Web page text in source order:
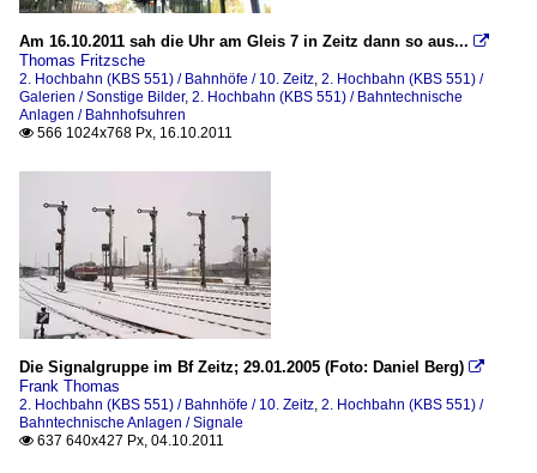
Am 16.10.2011 sah die Uhr am Gleis 7 in Zeitz dann so aus... 
Thomas Fritzsche
2. Hochbahn (KBS 551) / Bahnhöfe / 10. Zeitz, 2. Hochbahn (KBS 551) /
Galerien / Sonstige Bilder, 2. Hochbahn (KBS 551) / Bahntechnische
Anlagen / Bahnhofsuhren
 566 1024x768 Px, 16.10.2011
Die Signalgruppe im Bf Zeitz; 29.01.2005 (Foto: Daniel Berg) 
Frank Thomas
2. Hochbahn (KBS 551) / Bahnhöfe / 10. Zeitz, 2. Hochbahn (KBS 551) /
Bahntechnische Anlagen / Signale
 637 640x427 Px, 04.10.2011